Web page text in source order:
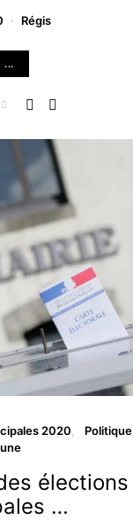
Régis
...
2020
Politique
élections
…